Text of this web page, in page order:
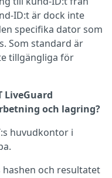
ID:t är dock inte
specifika dator som
Som standard är
tillgängliga för
LiveGuard
och lagring?
huvudkontor i
hashen och resultatet